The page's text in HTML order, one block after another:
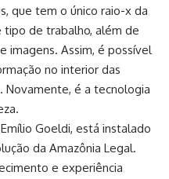
que tem o único raio-x da
tipo de trabalho, além de
imagens. Assim, é possível
no interior das
Novamente, é a tecnologia
Goeldi, está instalado
da Amazônia Legal.
e experiência